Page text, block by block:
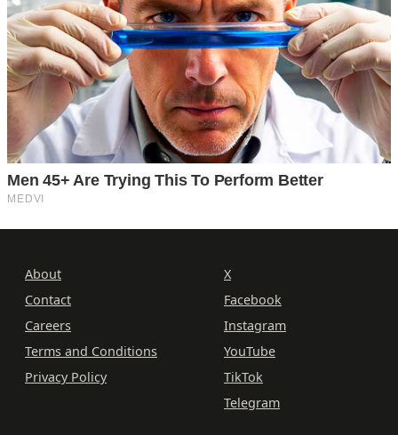
About
Contact
Careers
Terms and Conditions
Privacy Policy
X
Facebook
Instagram
YouTube
TikTok
Telegram